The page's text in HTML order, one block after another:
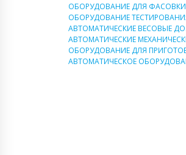
ОБОРУДОВАНИЕ ДЛЯ
ОБОРУДОВАНИЕ
АВТОМАТИЧЕСКИЕ ВЕСОВЫЕ
АВТОМАТИЧЕСКИЕ
ОБОРУДОВАНИЕ ДЛЯ
АВТОМАТИЧЕСКОЕ